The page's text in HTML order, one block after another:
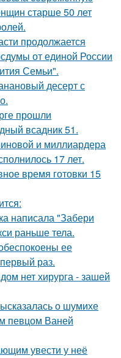
старше 50 лет
продолжается
от единой России
Семьи".
десерт с
прошли
всадник 51.
и миллиардера
17 лет.
время готовки 15
написала "Забери
раньше тела.
ее
раз.
нет хирурга - зашей
о шумихе
певцом Ваней
увести у неё